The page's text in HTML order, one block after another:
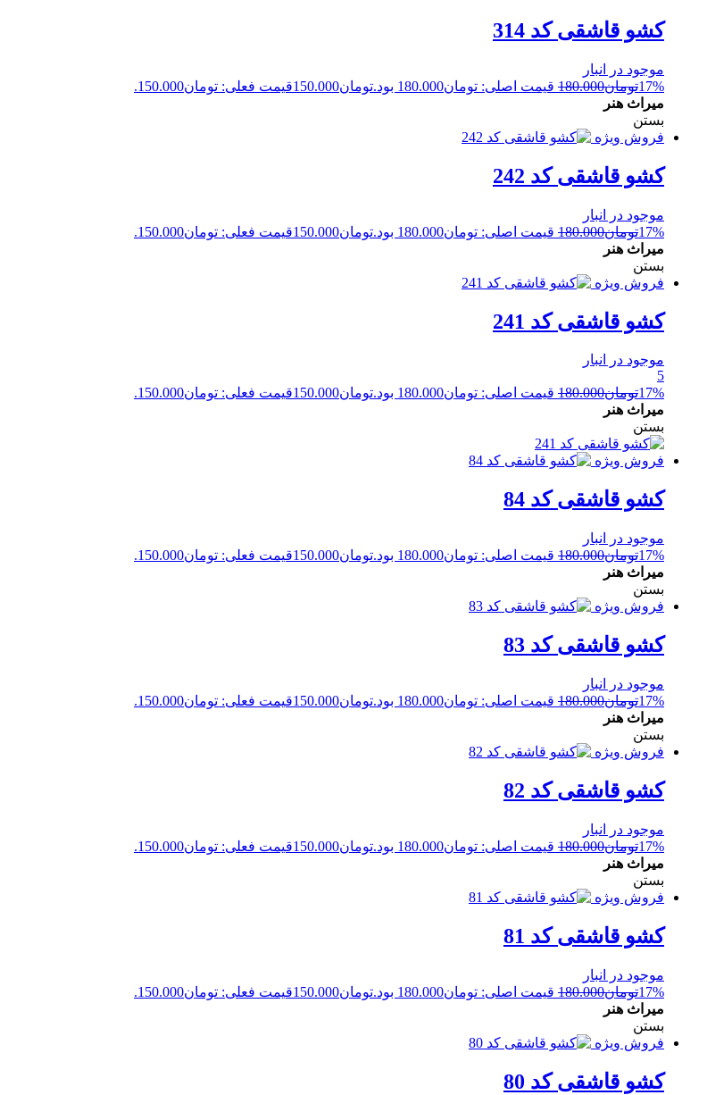
کشو قاشقی کد 314
موجود در انبار
17%تومان180.000 قیمت اصلی: تومان180.000 بود. تومان150.000قیمت فعلی: تومان150.000.
میراث هنر
بستن
فروش ویژه
کشو قاشقی کد 242
موجود در انبار
17%تومان180.000 قیمت اصلی: تومان180.000 بود. تومان150.000قیمت فعلی: تومان150.000.
میراث هنر
بستن
فروش ویژه
کشو قاشقی کد 241
موجود در انبار
5
17%تومان180.000 قیمت اصلی: تومان180.000 بود. تومان150.000قیمت فعلی: تومان150.000.
میراث هنر
بستن
فروش ویژه
کشو قاشقی کد 84
موجود در انبار
17%تومان180.000 قیمت اصلی: تومان180.000 بود. تومان150.000قیمت فعلی: تومان150.000.
میراث هنر
بستن
فروش ویژه
کشو قاشقی کد 83
موجود در انبار
17%تومان180.000 قیمت اصلی: تومان180.000 بود. تومان150.000قیمت فعلی: تومان150.000.
میراث هنر
بستن
فروش ویژه
کشو قاشقی کد 82
موجود در انبار
17%تومان180.000 قیمت اصلی: تومان180.000 بود. تومان150.000قیمت فعلی: تومان150.000.
میراث هنر
بستن
فروش ویژه
کشو قاشقی کد 81
موجود در انبار
17%تومان180.000 قیمت اصلی: تومان180.000 بود. تومان150.000قیمت فعلی: تومان150.000.
میراث هنر
بستن
فروش ویژه
کشو قاشقی کد 80